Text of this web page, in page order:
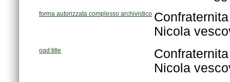
forma autorizzata complesso archivistico
Nicola
oad:title
Nicola